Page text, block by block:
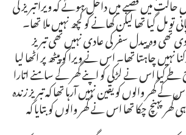
تو مل گیا تھا لیکن کھانے کو کچھ نہیں ملا تھا۔
تھی وہ پیدل سفر کی عادی نہیں تھی تبریز
چاہتا تھا۔ اس نے ویرا کو پیٹھ پر اٹھا لیا
کیا اس نے لڑکی کو اپنے گھر کے سامنے اتارا
گھر والوں کو یقین نہیں آرہا تھا کہ تبریز زندہ
پہنچ چکا تھا اس نے گھر والوں کو بتایا کہ